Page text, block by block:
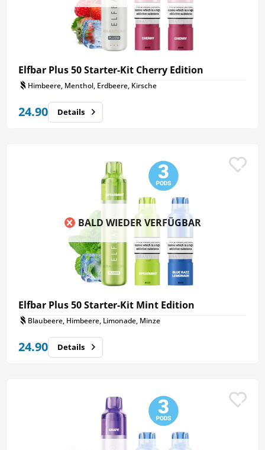
Elfbar Plus 50 Starter-Kit Cherry Edition
Himbeere, Menthol, Erdbeere, Kirsche
24.90 Details
BALD WIEDER VERFÜGBAR
Elfbar Plus 50 Starter-Kit Mint Edition
Blaubeere, Himbeere, Limonade, Minze
24.90 Details